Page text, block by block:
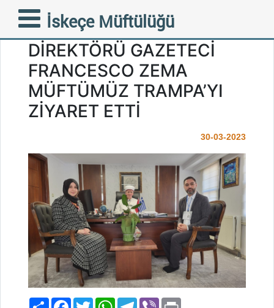
İskeçe Müftülüğü
MİLANO FUTBOL VE
KÜLTÜR MÜZESİ
DİREKTÖRÜ GAZETECİ
FRANCESCO ZEMA
MÜFTÜMÜZ TRAMPA’YI
ZİYARET ETTİ
30-03-2023
PaylaşFacebook
TwitterWhatsAppTelegram
Viber